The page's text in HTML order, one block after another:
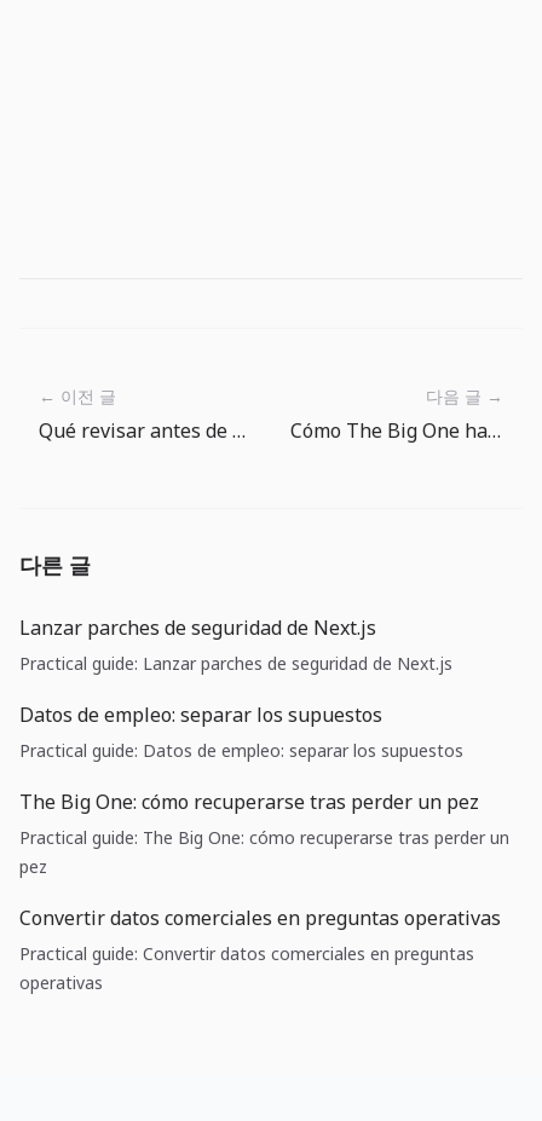
← 이전 글
Qué revisar antes de buscar peces raros en la Enciclopedia de Peces
다음 글 →
Cómo The Big One hace legibles más de 150 peces en la Enciclopedia de Peces
다른 글
Lanzar parches de seguridad de Next.js
Practical guide: Lanzar parches de seguridad de Next.js
Datos de empleo: separar los supuestos
Practical guide: Datos de empleo: separar los supuestos
The Big One: cómo recuperarse tras perder un pez
Practical guide: The Big One: cómo recuperarse tras perder un
pez
Convertir datos comerciales en preguntas operativas
Practical guide: Convertir datos comerciales en preguntas
operativas